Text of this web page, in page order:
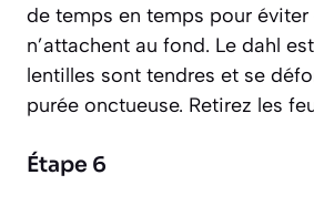
de temps en temps pour éviter
n’attachent au fond. Le dahl
lentilles sont tendres et se
purée onctueuse. Retirez les
Étape 6